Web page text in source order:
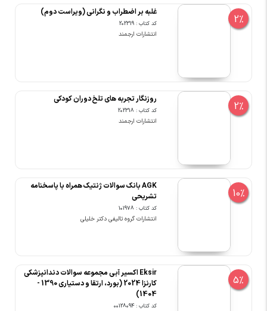
2%
غلبه بر اضطراب و نگرانی (ویراست دوم)
کد کتاب : 202319
انتشارات ارجمند
2%
روزنگار تجربه های تلخ دوران کودکی
کد کتاب : 202318
انتشارات ارجمند
10%
AGK بانک سوالات ژنتیک همراه با پاسخنامه
تشریحی
کد کتاب : 101978
انتشارات گروه تالیفی دکتر خلیلی
5%
Eksir اکسیر آبی مجموعه سوالات دندانپزشکی
کارنزا 2024 (بورد، ارتقا و دستیاری 1390 -
1404)
کد کتاب : 00128094